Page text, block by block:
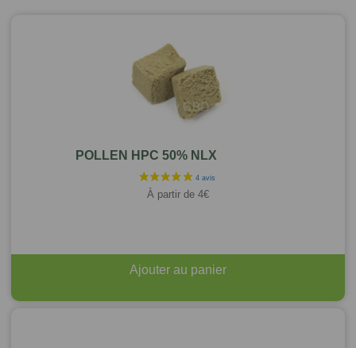
POLLEN HPC 50% NLX
À partir de 4€
Ajouter au panier